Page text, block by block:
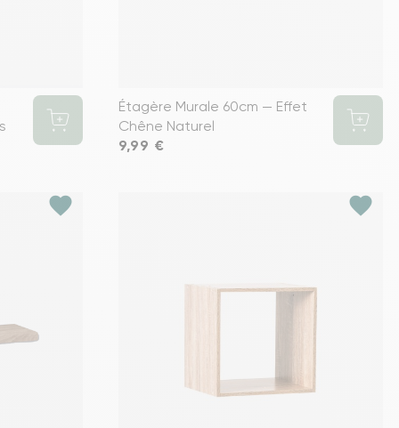
Étagère Murale 60cm — Effet
Chêne Naturel
Prix
9,99 €
favorite favorite